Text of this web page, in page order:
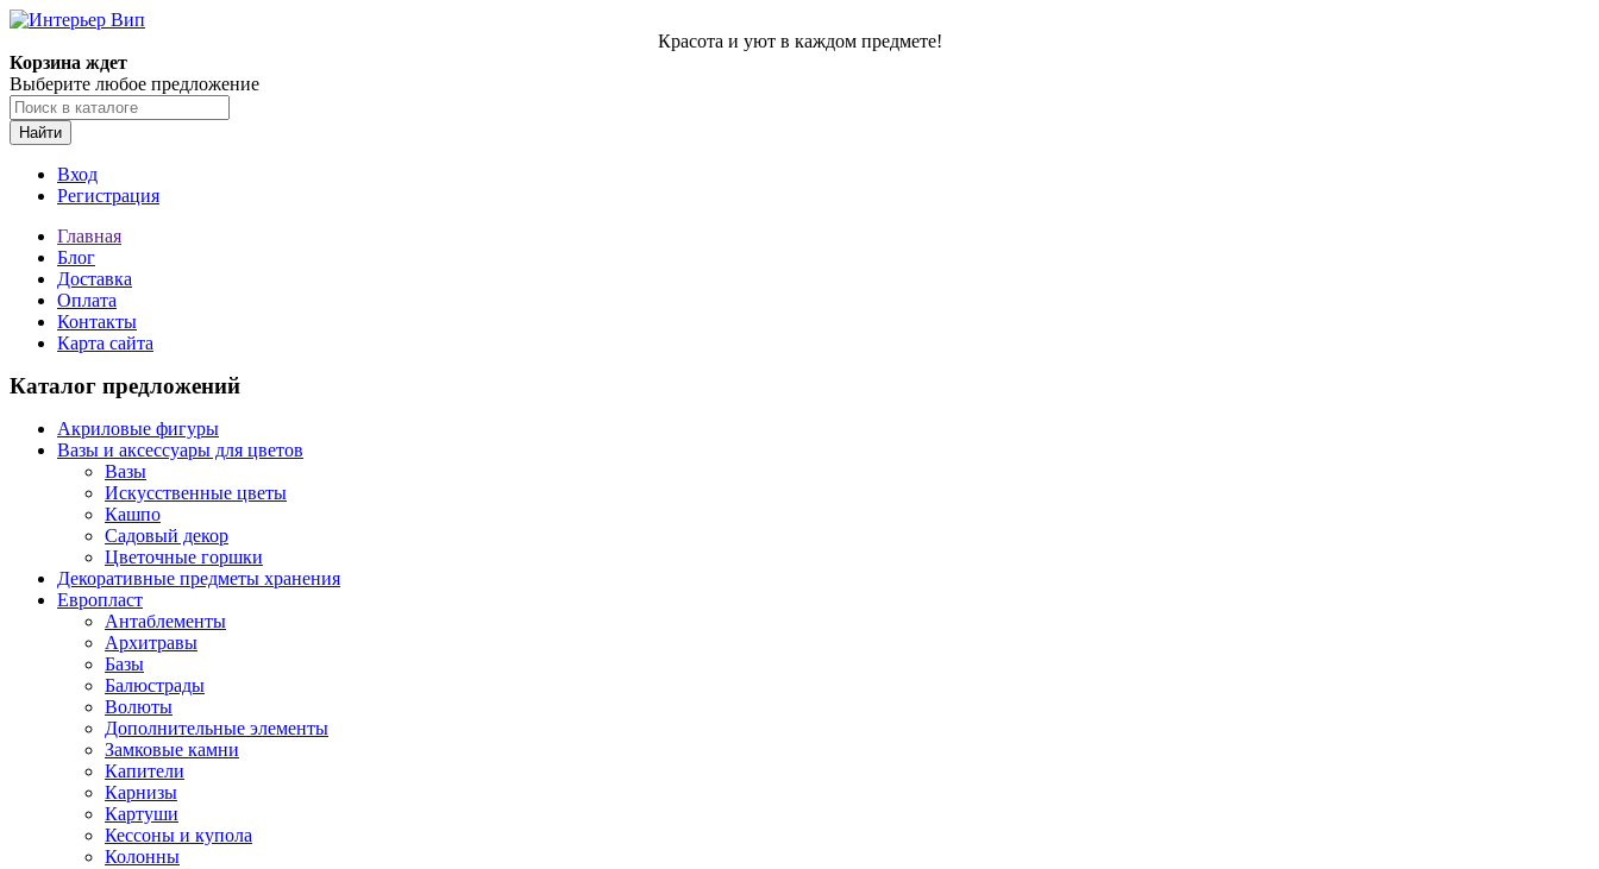
Красота и уют в каждом предмете!
Корзина ждет
Выберите любое предложение
Найти
Вход
Регистрация
Главная
Блог
Доставка
Оплата
Контакты
Карта сайта
Каталог предложений
Акриловые фигуры
Вазы и аксессуары для цветов
Вазы
Искусственные цветы
Кашпо
Садовый декор
Цветочные горшки
Декоративные предметы хранения
Европласт
Антаблементы
Архитравы
Базы
Балюстрады
Волюты
Дополнительные элементы
Замковые камни
Капители
Карнизы
Картуши
Кессоны и купола
Колонны